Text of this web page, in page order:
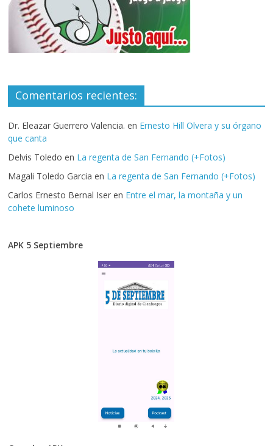
Comentarios recientes:
Dr. Eleazar Guerrero Valencia. en Ernesto Hill Olvera y su órgano
que canta
Delvis Toledo en La regenta de San Fernando (+Fotos)
Magali Toledo Garcia en La regenta de San Fernando (+Fotos)
Carlos Ernesto Bernal Iser en Entre el mar, la montaña y un
cohete luminoso
APK 5 Septiembre